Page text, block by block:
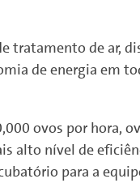
tratamento de ar,
de energia em
ovos por hora,
alto nível de
para a